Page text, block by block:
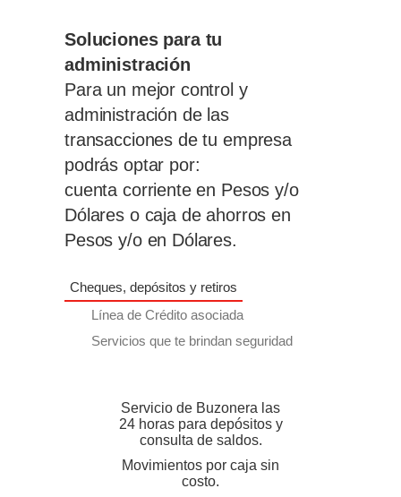
Soluciones para tu
administración
Para un mejor control y
administración de las
transacciones de tu empresa
podrás optar por:
cuenta corriente en Pesos y/o
Dólares o caja de ahorros en
Pesos y/o en Dólares.
Cheques, depósitos y retiros
Línea de Crédito asociada
Servicios que te brindan seguridad
Servicio de Buzonera las
24 horas para depósitos y
consulta de saldos.
Movimientos por caja sin
costo.